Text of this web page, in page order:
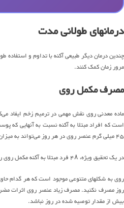
درمانهای طولانی مدت
چندین درمان دیگر طبیعی آکنه با تداوم و
مرور زمان کمک کنند.
مصرف مکمل روی
ماده معدنی روی نقش مهمی در ترمیم زخم ایفاد
۴۵ میلی گرم عنصر روی در هر روز می‌تواند به میزان چشمگیری جوشها را کاهش دهد.
در یک تحقیق ویژه، ۴۸ فرد مبتلا به آکنه مکمل روی را ۳ بار در روز مصرف کردند. بعد از ۸ هفته ۳۸ نفر آنها کاهش ۸۰ تا ۱۰۰ درصدی در جوشها را گزارش کردند.
روز مصرف نکنید. مصرف زیاد عنصر روی اثرات مضری
بیش از مقدار توصیه شده در روز نباشد.